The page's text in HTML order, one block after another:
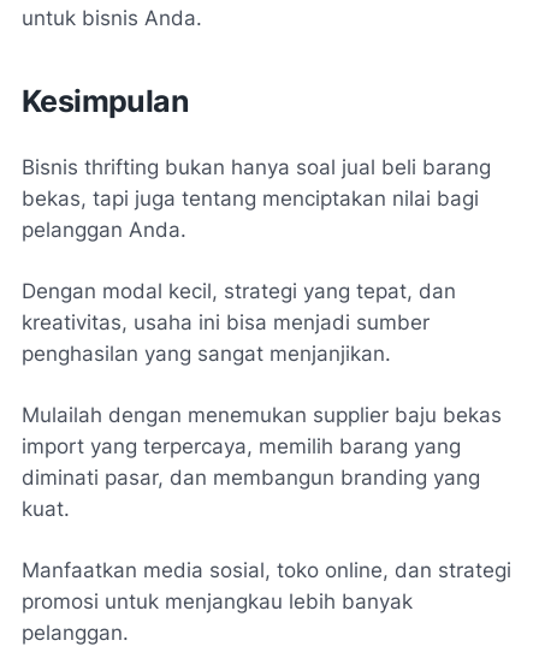
untuk bisnis Anda.
Kesimpulan
Bisnis thrifting bukan hanya soal jual beli barang
bekas, tapi juga tentang menciptakan nilai bagi
pelanggan Anda.
Dengan modal kecil, strategi yang tepat, dan
kreativitas, usaha ini bisa menjadi sumber
penghasilan yang sangat menjanjikan.
Mulailah dengan menemukan supplier baju bekas
import yang terpercaya, memilih barang yang
diminati pasar, dan membangun branding yang
kuat.
Manfaatkan media sosial, toko online, dan strategi
promosi untuk menjangkau lebih banyak
pelanggan.